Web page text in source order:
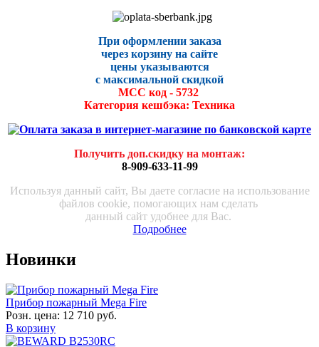
При оформлении заказа
через корзину на сайте
цены указываются
с максимальной скидкой
МСС код - 5732
Категория кешбэка: Техника
Получить доп.скидку на монтаж:
8-909-633-11-99
Используя данный сайт, Вы даете согласие на использование
файлов cookie, помогающих нам сделать
данный сайт удобнее для Вас.
Подробнее
Новинки
Прибор пожарный Mega Fire
Розн. цена: 12 710 руб.
В корзину